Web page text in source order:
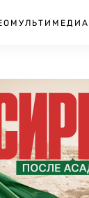
МУЛЬТИМЕДИА